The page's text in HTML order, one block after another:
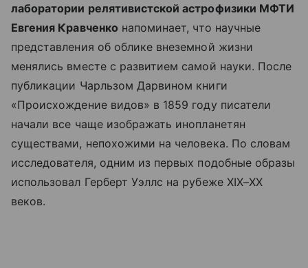
лаборатории релятивистской астрофизики МФТИ
Евгения Кравченко напоминает, что научные
представления об облике внеземной жизни
менялись вместе с развитием самой науки. После
публикации Чарльзом Дарвином книги
«Происхождение видов» в 1859 году писатели
начали все чаще изображать инопланетян
существами, непохожими на человека. По словам
исследователя, одним из первых подобные образы
использовал Герберт Уэллс на рубеже XIX–XX
веков.